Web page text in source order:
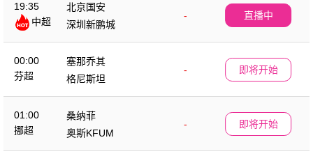
19:35
中超
北京国安
-
深圳新鹏城
直播中
00:00
芬超
塞那乔其
-
格尼斯坦
即将开始
01:00
挪超
桑纳菲
-
奥斯KFUM
即将开始